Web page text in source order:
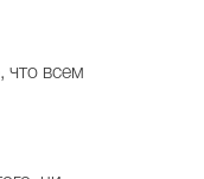
что всем